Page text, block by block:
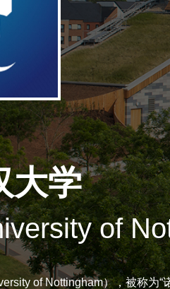
大学
of
of Nottingham），被称为